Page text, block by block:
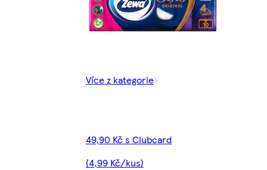
Více z kategorie
49,90 Kč s Clubcard
(4,99 Kč/kus)